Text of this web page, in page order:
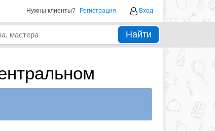
Нужны клиенты? Регистрация Вход
Найти